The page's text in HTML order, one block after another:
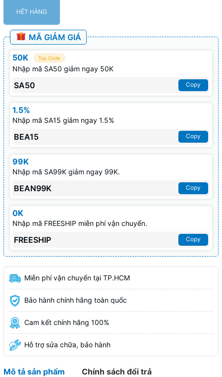
HẾT HÀNG
MÃ GIẢM GIÁ
50K Top Code
Nhập mã SA50 giảm ngay 50K
SA50 Copy
1.5%
Nhập mã SA15 giảm ngay 1.5%
BEA15 Copy
99K
Nhập mã SA99K giảm ngay 99K.
BEAN99K Copy
0K
Nhập mã FREESHIP miễn phí vận chuyển.
FREESHIP Copy
Miễn phí vận chuyển tại TP.HCM
Bảo hành chính hãng toàn quốc
Cam kết chính hãng 100%
Hỗ trợ sửa chữa, bảo hành
Mô tả sản phẩm Chính sách đổi trả